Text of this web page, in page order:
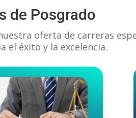
de Posgrado
oferta de carreras
el éxito y la excelencia.